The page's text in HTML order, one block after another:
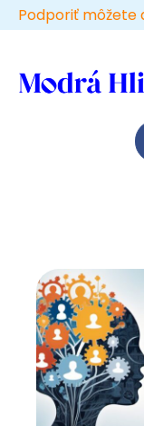
Podporiť môžete